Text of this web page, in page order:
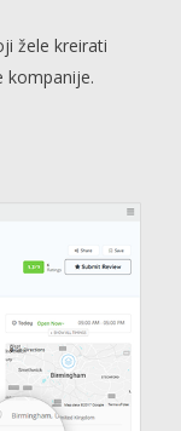
žele kreirati
kompanije.